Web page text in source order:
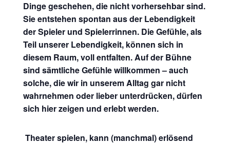
Dinge geschehen, die nicht vorhersehbar sind.
Sie entstehen spontan aus der Lebendigkeit
der Spieler und Spielerrinnen. Die Gefühle, als
Teil unserer Lebendigkeit, können sich in
diesem Raum, voll entfalten. Auf der Bühne
sind sämtliche Gefühle willkommen – auch
solche, die wir in unserem Alltag gar nicht
wahrnehmen oder lieber unterdrücken, dürfen
sich hier zeigen und erlebt werden.
Theater spielen, kann (manchmal) erlösend